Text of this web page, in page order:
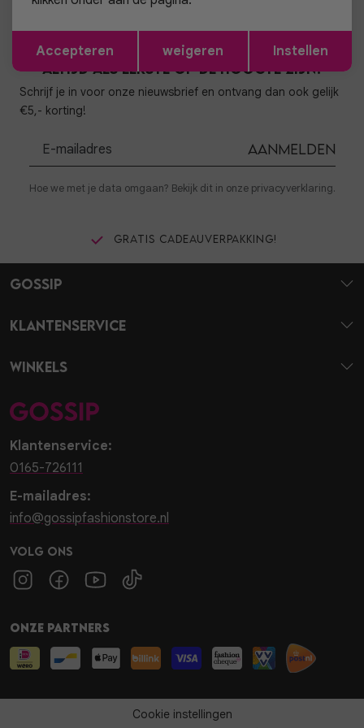
Altijd als eerste op de hoogte zijn?
Schrijf je in voor onze nieuwsbrief en ontvang dan ook gelijk
€5,- korting!
Aanmelden
Hoe we met je data omgaan? Bekijk dit in onze privacyverklaring.
Gratis cadeauverpakking!
Klantenservice:
0165-726111
E-mailadres:
info@gossipfashionstore.nl
Volg ons
Gossip
Klantenservice
Winkels
Onze partners
Cookie instellingen
Opslaan
Accepteren weigeren Instellen